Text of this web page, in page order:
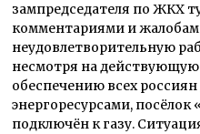
зампредседателя по ЖКХ
комментариями и
неудовлетворительную
несмотря на
обеспечению всех
энергоресурсами,
подключён к газу.